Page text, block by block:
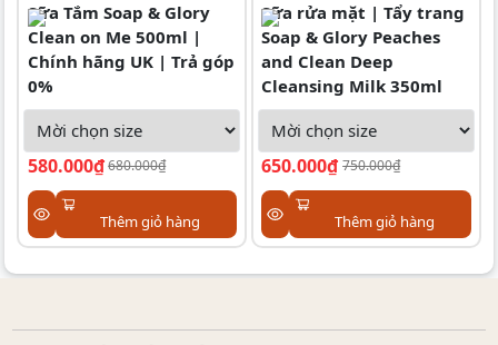
Sữa Tắm Soap & Glory
Clean on Me 500ml |
Chính hãng UK | Trả góp
0%
580.000₫ 680.000₫
Thêm giỏ hàng
Sữa rửa mặt | Tẩy trang
Soap & Glory Peaches
and Clean Deep
Cleansing Milk 350ml
650.000₫ 750.000₫
Thêm giỏ hàng